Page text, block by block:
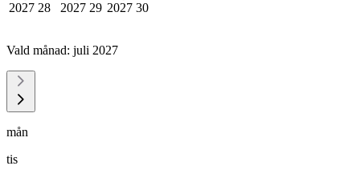
2027 28
2027 29 2027 30
Vald månad: juli 2027
mån
tis